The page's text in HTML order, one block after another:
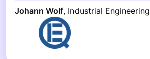
Johann Wolf, Industrial Engineering